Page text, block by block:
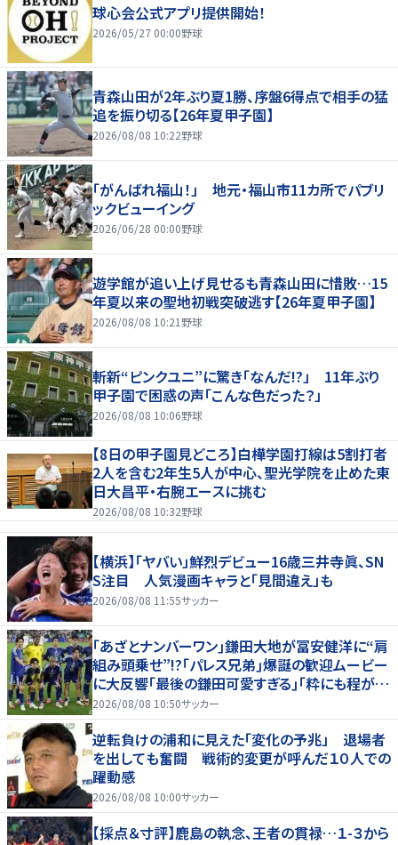
球心会公式アプリ提供開始！
2026/05/27 00:00野球
青森山田が2年ぶり夏1勝、序盤6得点で相手の猛
追を振り切る【26年夏甲子園】
2026/08/08 10:22野球
「がんばれ福山！」 地元・福山市11カ所でパブリ
ックビューイング
2026/06/28 00:00野球
遊学館が追い上げ見せるも青森山田に惜敗…15
年夏以来の聖地初戦突破逃す【26年夏甲子園】
2026/08/08 10:21 野球
斬新“ピンクユニ”に驚き「なんだ!?」 11年ぶり
甲子園で困惑の声「こんな色だった？」
2026/08/08 10:06野球
【8日の甲子園見どころ】白樺学園打線は5割打者
2人を含む2年生5人が中心、聖光学院を止めた東
日大昌平・右腕エースに挑む
2026/08/08 10:32野球
【横浜】「ヤバい」鮮烈デビュー16歳三井寺眞、SN
S注目 人気漫画キャラと「見間違え」も
2026/08/08 11:55サッカー
｢あざとナンバーワン｣鎌田大地が冨安健洋に“肩
組み頭乗せ”!?｢パレス兄弟｣爆誕の歓迎ムービー
に大反響｢最後の鎌田可愛すぎる｣｢粋にも程があ
る！」
2026/08/08 10:50サッカー
逆転負けの浦和に見えた「変化の予兆」 退場者
を出しても奮闘 戦術的変更が呼んだ１０人での
躍動感
2026/08/08 10:00サッカー
【採点＆寸評】鹿島の執念、王者の貫禄…１-３から